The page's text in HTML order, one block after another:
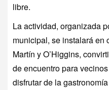
libre.
La actividad, organizada
municipal, se instalará en
Martín y O’Higgins,
de encuentro para
disfrutar de la